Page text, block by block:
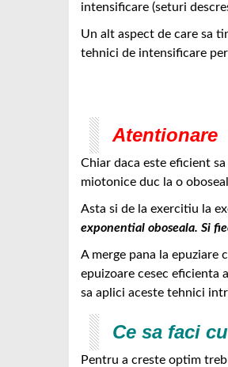
intensificare (seturi
Un alt aspect de care sa
tehnici de intensificare
Atentionare
Chiar daca este eficient
miotonice duc la o
Asta si de la exercitiu la
exponential oboseala. Si
A merge pana la epuziare
epuizoare cesec eficienta
sa aplici aceste tehnici
Ce sa faci
Pentru a creste optim